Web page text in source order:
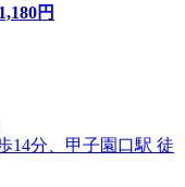
1,180円
14分、甲子園口駅 徒